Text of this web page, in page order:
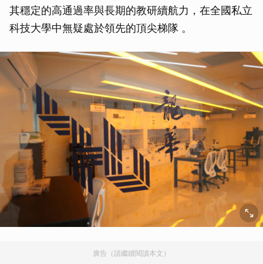
其穩定的高通過率與長期的教研續航力，在全國私立
科技大學中無疑處於領先的頂尖梯隊 。
廣告（請繼續閱讀本文）